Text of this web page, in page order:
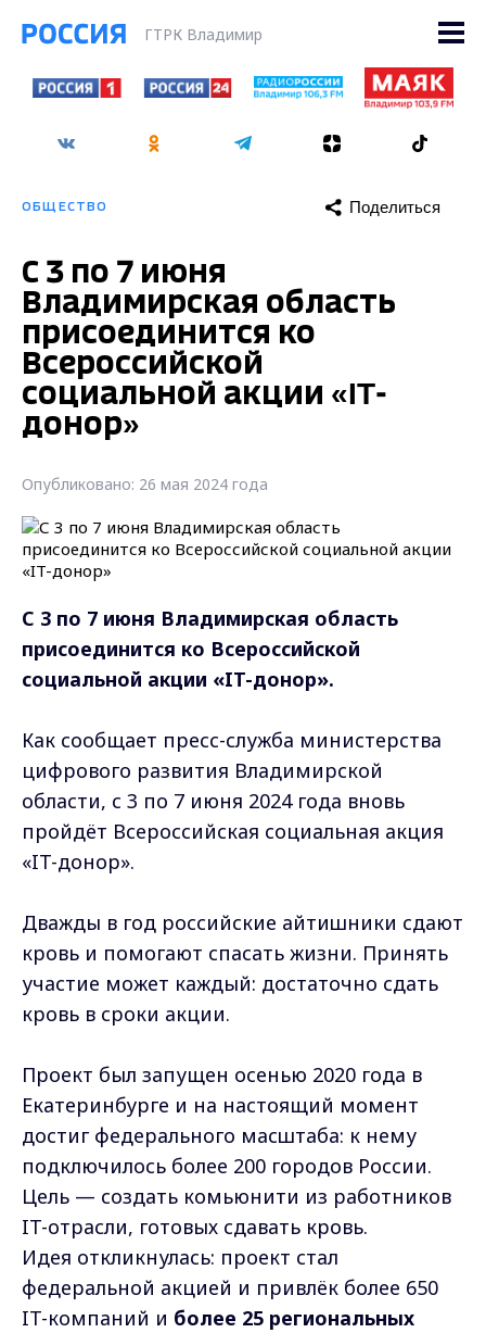
ГТРК Владимир
ОБЩЕСТВО Поделиться
С 3 по 7 июня
Владимирская область
присоединится ко
Всероссийской
социальной акции «IT-
донор»
Опубликовано: 26 мая 2024 года
С 3 по 7 июня Владимирская область
присоединится ко Всероссийской
социальной акции «IT-донор».
Как сообщает пресс-служба министерства
цифрового развития Владимирской
области, с 3 по 7 июня 2024 года вновь
пройдёт Всероссийская социальная акция
«IT-донор».
Дважды в год российские айтишники сдают
кровь и помогают спасать жизни. Принять
участие может каждый: достаточно сдать
кровь в сроки акции.
Проект был запущен осенью 2020 года в
Екатеринбурге и на настоящий момент
достиг федерального масштаба: к нему
подключилось более 200 городов России.
Цель — создать комьюнити из работников
IT-отрасли, готовых сдавать кровь.
Идея откликнулась: проект стал
федеральной акцией и привлёк более 650
IT-компаний и более 25 региональных